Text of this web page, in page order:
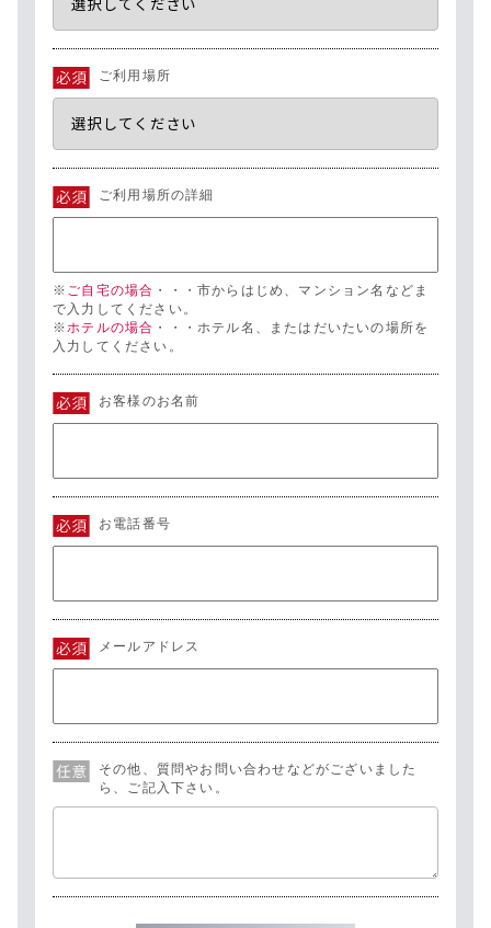
ご利用場所
ご利用場所の詳細
※ ご自宅の場合 ・・・市からはじめ、マンション名などま
で入力してください。
※ ホテルの場合 ・・・ホテル名、またはだいたいの場所を
入力してください。
お客様のお名前
お電話番号
メールアドレス
その他、質問やお問い合わせなどがございました
ら、ご記入下さい。